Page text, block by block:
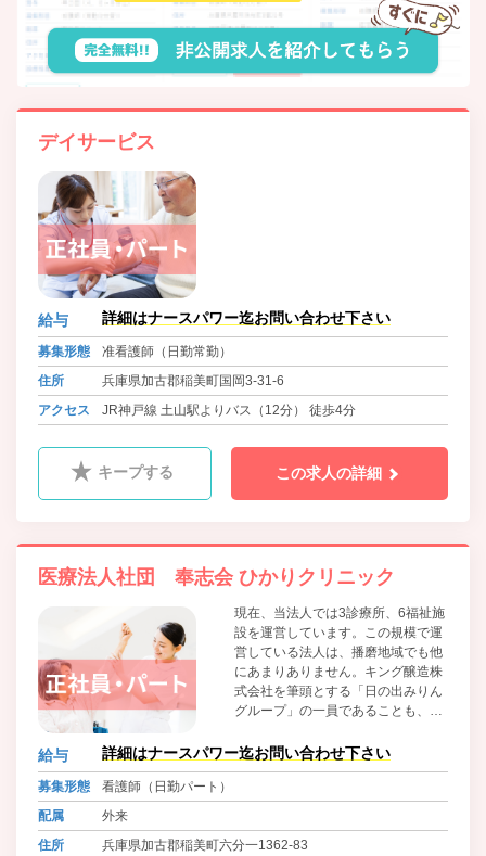
デイサービス
給与 詳細はナースパワー迄お問い合わせ下さい
募集形態
准看護師（日勤常勤）
住所
兵庫県加古郡稲美町国岡3-31-6
アクセス
JR神戸線 土山駅よりバス（12分） 徒歩4分
キープする この求人の詳細
医療法人社団 奉志会 ひかりクリニック
現在、当法人では3診療所、6福祉施
設を運営しています。この規模で運
営している法人は、播磨地域でも他
にあまりありません。キング醸造株
式会社を筆頭とする「日の出みりん
グループ」の一員であることも、大
す。
給与 詳細はナースパワー迄お問い合わせ下さい
募集形態
看護師（日勤パート）
配属
外来
住所
兵庫県加古郡稲美町六分一1362-83